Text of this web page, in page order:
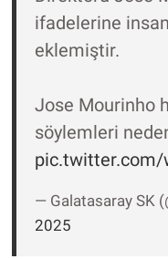
ifadelerine
eklemiştir.
Jose Mourinho
söylemleri
pic.twitter.com/
— Galatasaray SK
2025
Yerel Yaşam
Canlı Yayın